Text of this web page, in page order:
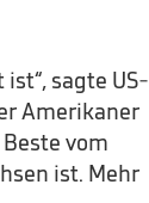
sagte US-
Amerikaner
vom
ist. Mehr